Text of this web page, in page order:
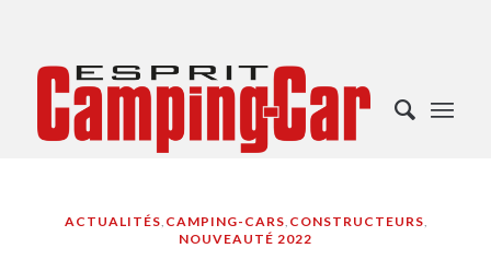
ACTUALITÉS, CAMPING-CARS, CONSTRUCTEURS,
NOUVEAUTÉ 2022